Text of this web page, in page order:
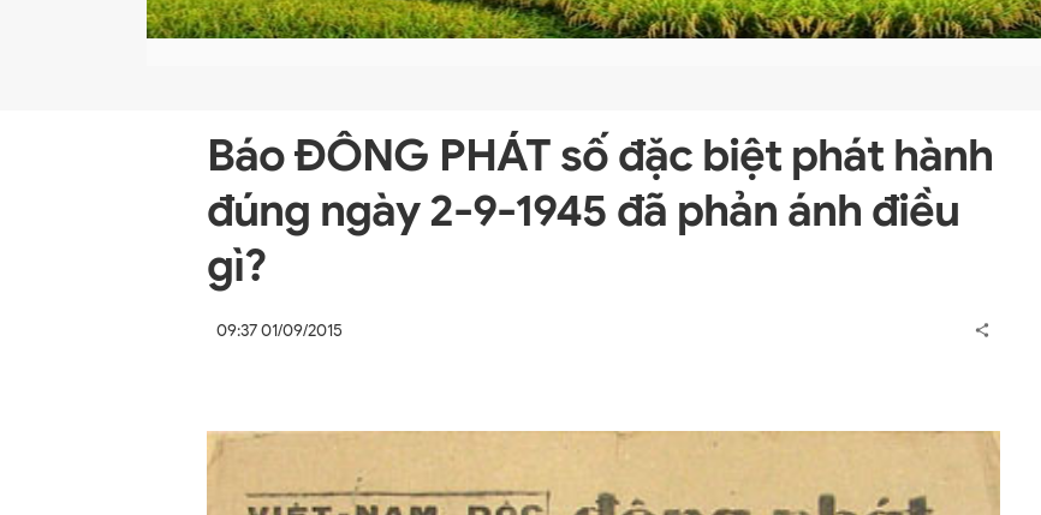
Báo ĐÔNG PHÁT số đặc biệt phát hành
đúng ngày 2-9-1945 đã phản ánh điều
gì?
09:37 01/09/2015